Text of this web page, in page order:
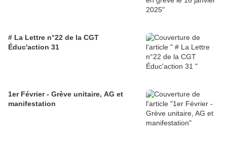
# La Lettre n°22 de la CGT
Éduc'action 31
1er Février - Grève unitaire, AG et
manifestation